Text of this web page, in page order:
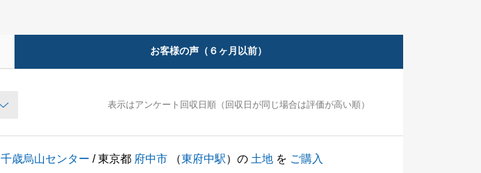
お客様の声（６ヶ月以前）
表示はアンケート回収日順（回収日が同じ場合は評価が高い順）
千歳烏山センター / 東京都 府中市 （東府中駅）の 土地 を ご購入